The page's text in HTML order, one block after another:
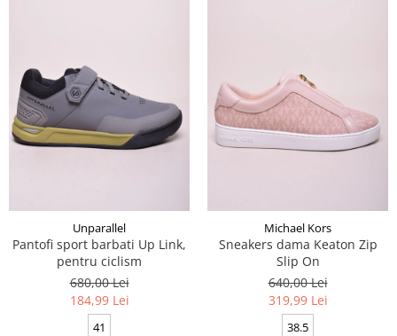
Unparallel
Pantofi sport barbati Up Link,
pentru ciclism
680,00 Lei
184,99 Lei
41
Michael Kors
Sneakers dama Keaton Zip
Slip On
640,00 Lei
319,99 Lei
38.5